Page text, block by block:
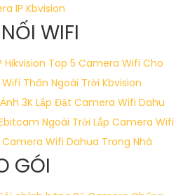
IP Kbvision
WIFI
Hikvision Top 5 Camera Wifi Cho
Thân Ngoài Trời Kbvision
3K Lắp Đặt Camera Wifi Dahu
Ngoài Trời Lắp Camera Wifi
Camera Wifi Dahua Trong Nhà
GÓI